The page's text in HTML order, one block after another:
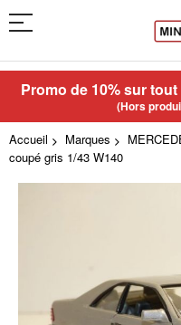
Promo de 10% sur
(Hors
Accueil Marques
coupé gris 1/43 W140